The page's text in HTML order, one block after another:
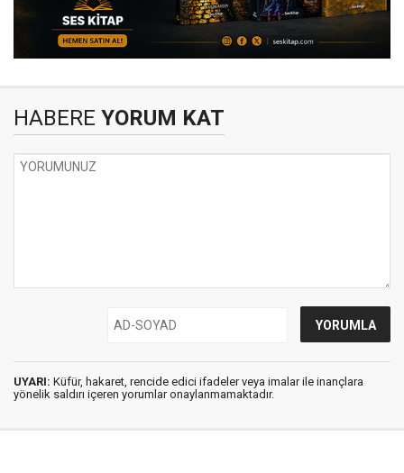
HABERE YORUM KAT
UYARI: Küfür, hakaret, rencide edici ifadeler veya imalar ile inançlara
yönelik saldırı içeren yorumlar onaylanmamaktadır.